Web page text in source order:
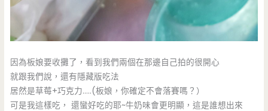
因為板娘要收攤了，看到我們兩個在那邊自己拍的很開心
就跟我們說，還有隱藏版吃法
居然是草莓+巧克力…..(板娘，你確定不會落賽嗎？）
可是我這樣吃， 還蠻好吃的耶~牛奶味會更明顯，這是誰想出來